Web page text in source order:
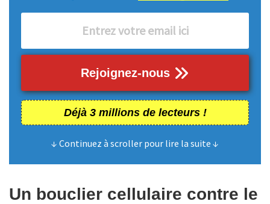
Rejoignez-nous
Déjà 3 millions de lecteurs !
↓ Continuez à scroller pour lire la suite ↓
Un bouclier cellulaire contre le